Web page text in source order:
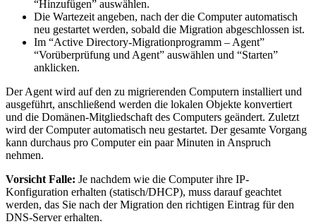
“Hinzufügen” auswählen.
Die Wartezeit angeben, nach der die Computer automatisch
neu gestartet werden, sobald die Migration abgeschlossen ist.
Im “Active Directory-Migrationprogramm – Agent”
“Vorüberprüfung und Agent” auswählen und “Starten”
anklicken.
Der Agent wird auf den zu migrierenden Computern installiert und
ausgeführt, anschließend werden die lokalen Objekte konvertiert
und die Domänen-Mitgliedschaft des Computers geändert. Zuletzt
wird der Computer automatisch neu gestartet. Der gesamte Vorgang
kann durchaus pro Computer ein paar Minuten in Anspruch
nehmen.
Vorsicht Falle: Je nachdem wie die Computer ihre IP-
Konfiguration erhalten (statisch/DHCP), muss darauf geachtet
werden, das Sie nach der Migration den richtigen Eintrag für den
DNS-Server erhalten.